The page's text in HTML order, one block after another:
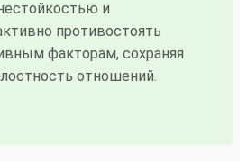
и
противостоять
факторам, сохраняя
отношений.